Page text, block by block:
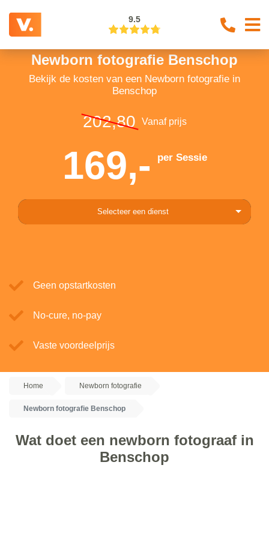
9.5
Newborn fotografie Benschop
Bekijk de kosten van een Newborn fotografie in
Benschop
202,80 Vanaf prijs
169,- per Sessie
Selecteer een dienst
Geen opstartkosten
No-cure, no-pay
Vaste voordeelprijs
Home Newborn fotografie
Newborn fotografie Benschop
Wat doet een newborn fotograaf in
Benschop